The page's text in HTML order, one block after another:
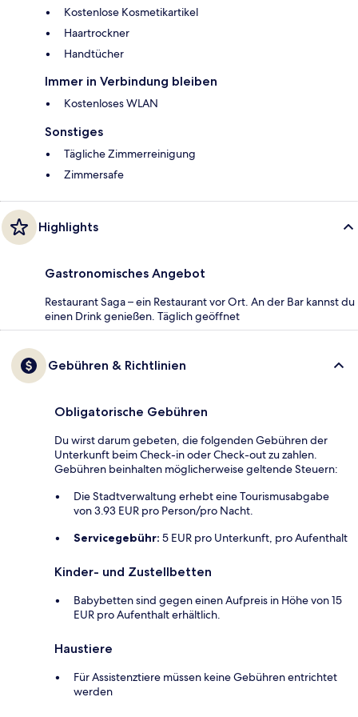
Kostenlose Kosmetikartikel
Haartrockner
Handtücher
Immer in Verbindung bleiben
Kostenloses WLAN
Sonstiges
Tägliche Zimmerreinigung
Zimmersafe
Highlights
Gastronomisches Angebot
Restaurant Saga – ein Restaurant vor Ort. An der Bar kannst du
einen Drink genießen. Täglich geöffnet
Gebühren & Richtlinien
Obligatorische Gebühren
Du wirst darum gebeten, die folgenden Gebühren der
Unterkunft beim Check-in oder Check-out zu zahlen.
Gebühren beinhalten möglicherweise geltende Steuern:
Die Stadtverwaltung erhebt eine Tourismusabgabe
von 3.93 EUR pro Person/pro Nacht.
Servicegebühr: 5 EUR pro Unterkunft, pro Aufenthalt
Kinder- und Zustellbetten
Babybetten sind gegen einen Aufpreis in Höhe von 15
EUR pro Aufenthalt erhältlich.
Haustiere
Für Assistenztiere müssen keine Gebühren entrichtet
werden